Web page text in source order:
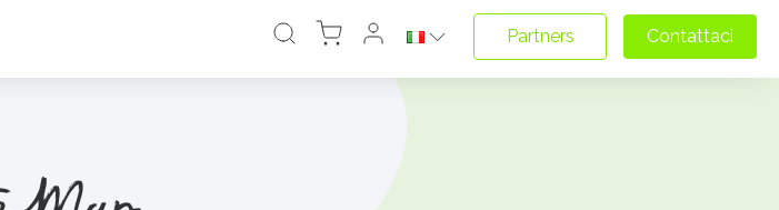
Partners Contattaci